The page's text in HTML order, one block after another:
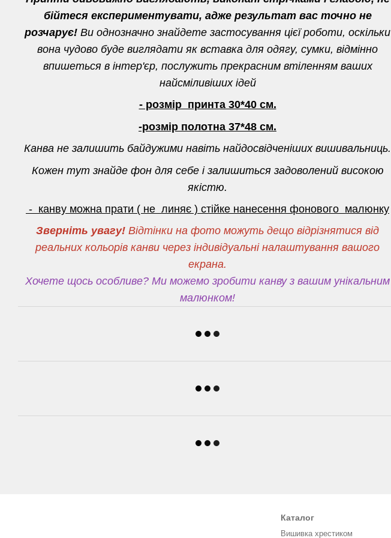
бійтеся експериментувати, адже результат вас точно не
розчарує! Ви однозначно знайдете застосування цієї роботи, оскільки
вона чудово буде виглядати як вставка для одягу, сумки, відмінно
впишеться в інтер'єр, послужить прекрасним втіленням ваших
найсміливіших ідей
- розмір принта 30*40 см.
-розмір полотна 37*48 см.
Канва не залишить байдужими навіть найдосвідченіших вишивальниць.
Кожен тут знайде фон для себе і залишиться задоволений високою
якістю.
- канву можна прати ( не линяє ) стійке нанесення фонового малюнку
Зверніть увагу! Відтінки на фото можуть дещо відрізнятися від
реальних кольорів канви через індивідуальні налаштування вашого
екрана.
Хочете щось особливе? Ми можемо зробити канву з вашим унікальним
малюнком!
Каталог
Вишивка хрестиком